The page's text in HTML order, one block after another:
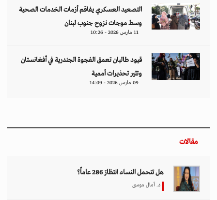
التصعيد العسكري يفاقم أزمات الخدمات الصحية
وسط موجات نزوح جنوب لبنان
11 مارس 2026 - 10:26
قيود طالبان تعمق الفجوة الجندرية في أفغانستان
وتثير تحذيرات أممية
09 مارس 2026 - 14:09
مقالات
هل تتحمل النساء انتظارَ 286 عاماً؟
د. آمال موسى